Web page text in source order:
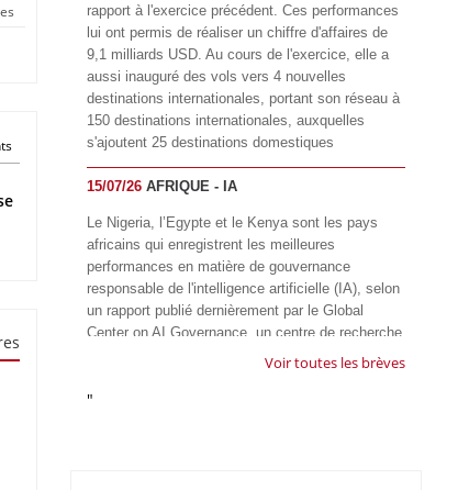
rapport à l'exercice précédent. Ces performances
lui ont permis de réaliser un chiffre d'affaires de
9,1 milliards USD. Au cours de l'exercice, elle a
aussi inauguré des vols vers 4 nouvelles
destinations internationales, portant son réseau à
150 destinations internationales, auxquelles
s'ajoutent 25 destinations domestiques
15/07/26 AFRIQUE - IA
Le Nigeria, l’Egypte et le Kenya sont les pays
africains qui enregistrent les meilleures
performances en matière de gouvernance
responsable de l'intelligence artificielle (IA), selon
un rapport publié dernièrement par le Global
Center on AI Governance, un centre de recherche
basé en Afrique du Sud, qui œuvre à promouvoir
à l'échelle mondiale. Alors que l’IA transforme
Voir toutes les brèves
"